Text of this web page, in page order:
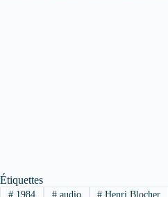
Étiquettes
#1984 #audio # Henri Blocher